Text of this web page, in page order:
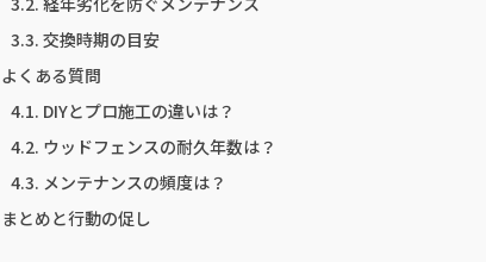
交換時期の目安
よくある質問
DIYとプロ施工の違いは？
ウッドフェンスの耐久年数は？
メンテナンスの頻度は？
まとめと行動の促し